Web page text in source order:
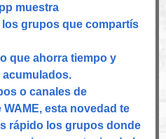
muestra
grupos que compartís
que ahorra tiempo y
acumulados.
o canales de
esta novedad te
rápido los grupos donde